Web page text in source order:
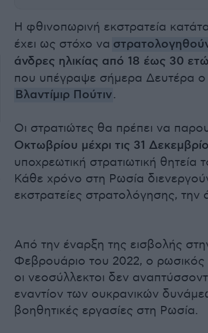
Η φθινοπωρινή εκστρατεία
έχει ως στόχο να
άνδρες ηλικίας από 18 έως 30
που υπέγραψε σήμερα Δευτέρα
Βλαντίμιρ Πούτιν.
Οι στρατιώτες θα πρέπει να
Οκτωβρίου μέχρι τις 31
υποχρεωτική στρατιωτική θητεία
Κάθε χρόνο στη Ρωσία
εκστρατείες στρατολόγησης, την
Από την έναρξη της εισβολής
Φεβρουάριο του 2022, ο ρωσικός
οι νεοσύλλεκτοι δεν
εναντίον των ουκρανικών
βοηθητικές εργασίες στη Ρωσία.